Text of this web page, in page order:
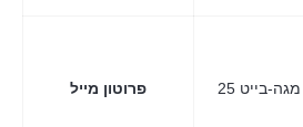
פרוטון מייל 25 מגה-בייט